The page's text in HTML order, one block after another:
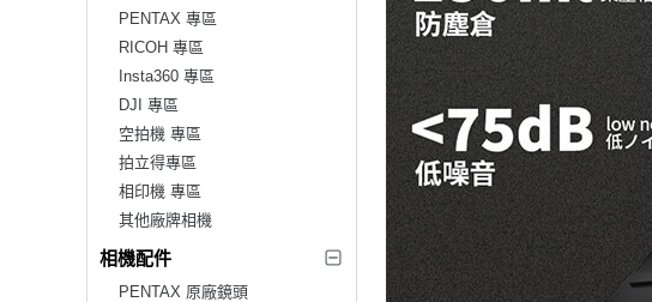
PENTAX 專區
RICOH 專區
Insta360 專區
DJI 專區
空拍機 專區
拍立得專區
相印機 專區
其他廠牌相機
相機配件
PENTAX 原廠鏡頭